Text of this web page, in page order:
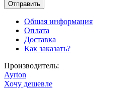
Общая информация
Оплата
Доставка
Как заказать?
Производитель:
Ayrton
Хочу дешевле